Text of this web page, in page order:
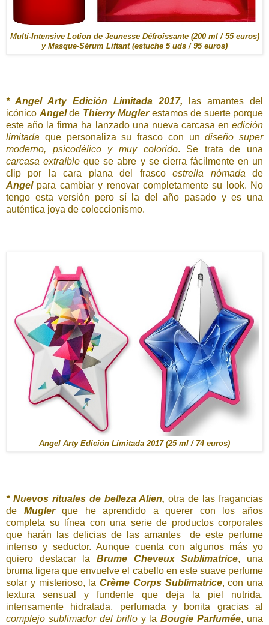
Multi-Intensive Lotion de Jeunesse Défroissante (200 ml / 55 euros)
y Masque-Sérum Liftant (estuche 5 uds / 95 euros)
* Angel Arty Edición Limitada 2017, las amantes del
icónico Angelde Thierry Muglerestamos de suerte porque
este año la firma ha lanzado una nueva carcasa en edición
limitada que personaliza su frasco con undiseño super
moderno, psicodélico y muy colorido. Se trata de una
carcasa extraíbleque se abre y se cierra fácilmente en un
clip por la cara plana del frascoestrella nómada de
Angelpara cambiar y renovar completamente su look. No
tengo esta versión pero sí la del año pasado y es una
auténtica joya de coleccionismo.
Angel Arty Edición Limitada 2017 (25 ml / 74 euros)
* Nuevos rituales de belleza Alien, otra de las fragancias
de Muglerque he aprendido a querer con los años
completa su línea con una serie de productos corporales
que harán las delicias de las amantes de este perfume
intenso y seductor. Aunque cuenta con algunos más yo
quiero destacar la Brume Cheveux Sublimatrice, una
bruma ligera que envuelve el cabello en este suave perfume
solar y misterioso, la Crème Corps Sublimatrice, con una
textura sensual y fundente que deja la piel nutrida,
intensamente hidratada, perfumada y bonita gracias al
complejo sublimador del brilloy laBougie Parfumée, una